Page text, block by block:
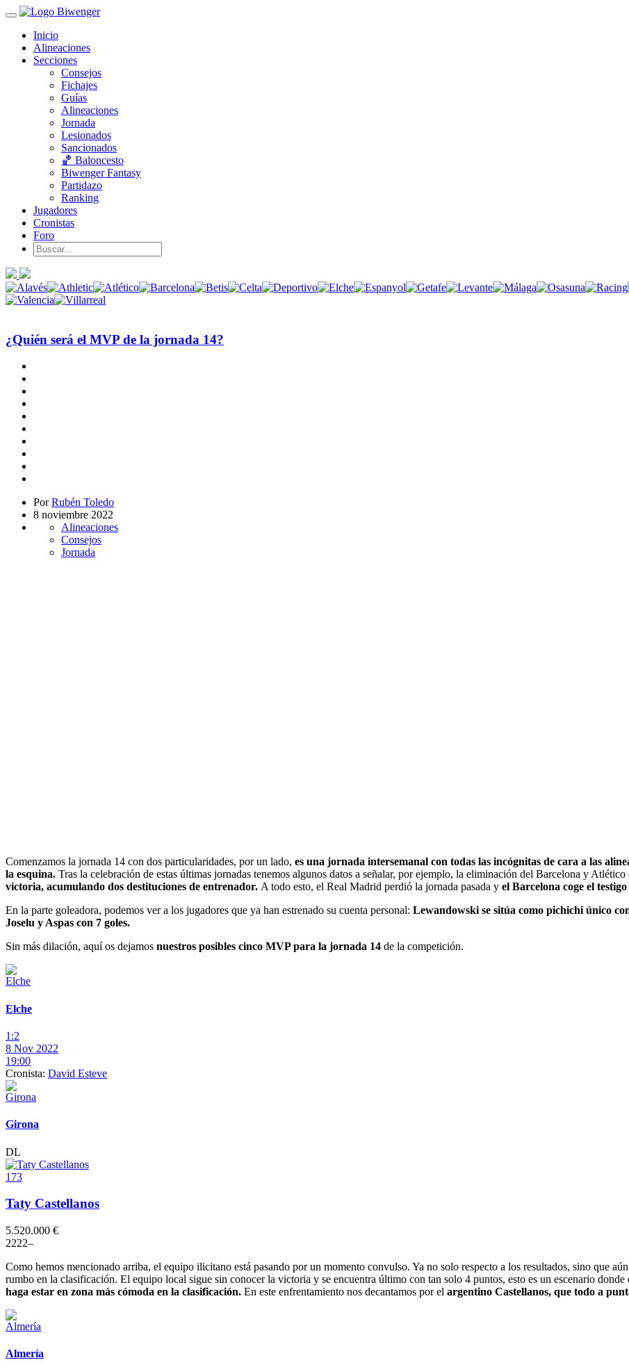
Inicio
Alineaciones
Secciones
Consejos
Fichajes
Guías
Alineaciones
Jornada
Lesionados
Sancionados
🏀 Baloncesto
Biwenger Fantasy
Partidazo
Ranking
Jugadores
Cronistas
Foro
¿Quién será el MVP de la jornada 14?
PorRubén Toledo
8 noviembre 2022
Alineaciones
Consejos
Jornada
Comenzamos la jornada 14 con dos particularidades, por un lado, es una jornada intersemanal con todas las incógnitas de cara a las
la esquina. Tras la celebración de estas últimas jornadas tenemos algunos datos a señalar, por ejemplo, la eliminación del Barcelona y
victoria, acumulando dos destituciones de entrenador. A todo esto, el Real Madrid perdió la jornada pasada y el Barcelona coge el
En la parte goleadora, podemos ver a los jugadores que ya han estrenado su cuenta personal: Lewandowski se sitúa como pichichi único
Joselu y Aspas con 7 goles.
Sin más dilación, aquí os dejamos nuestros posibles cinco MVP para la jornada 14 de la competición.
Elche
1:2
8 Nov 2022
19:00
Cronista: David Esteve
Girona
DL
173
Taty Castellanos
5.520.000 €
2222–
Como hemos mencionado arriba, el equipo ilicitano está pasando por un momento convulso. Ya no solo respecto a los resultados, sino que
rumbo en la clasificación. El equipo local sigue sin conocer la victoria y se encuentra último con tan solo 4 puntos, esto es un escenario donde
haga estar en zona más cómoda en la clasificación. En este enfrentamiento nos decantamos por el argentino Castellanos, que todo a
Almería